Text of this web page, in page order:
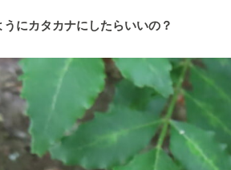
にカタカナにしたらいいの？